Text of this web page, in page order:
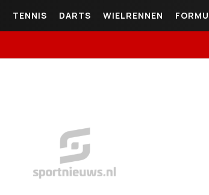
TENNIS DARTS WIELRENNEN